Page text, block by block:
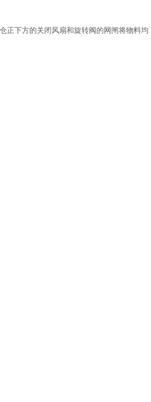
下方的关闭风扇和旋转阀的网闸将物料均